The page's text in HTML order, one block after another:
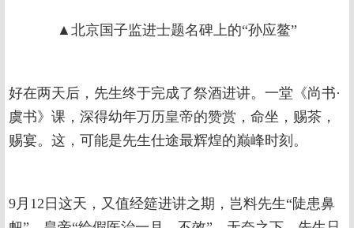
▲北京国子监进士题名碑上的“孙应鳌”
好在两天后，先生终于完成了祭酒进讲。一堂《尚书·
虞书》课，深得幼年万历皇帝的赞赏，命坐，赐茶，
赐宴。这，可能是先生仕途最辉煌的巅峰时刻。
9月12日这天，又值经筵进讲之期，岂料先生“陡患鼻